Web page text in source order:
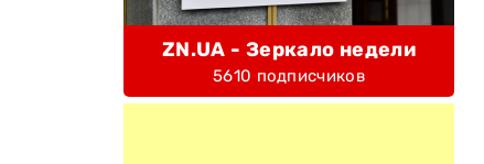
ZN.UA - Зеркало недели
5610 подписчиков